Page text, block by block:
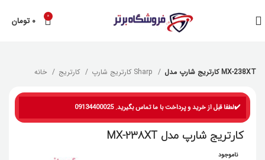
0 ۰ تومان
کارتریج کارتریج شارپ Sharp کارتریج شارپ مدل MX-238XT
✔️لطفا قبل از خرید و پرداخت با ما تماس بگیرید. 09134400025
کارتریج شارپ مدل MX-238XT
ناموجود